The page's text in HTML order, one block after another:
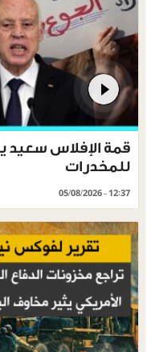
قمة الإفلاس سعيد
للمخدرات
05/08/2026 - 12:37